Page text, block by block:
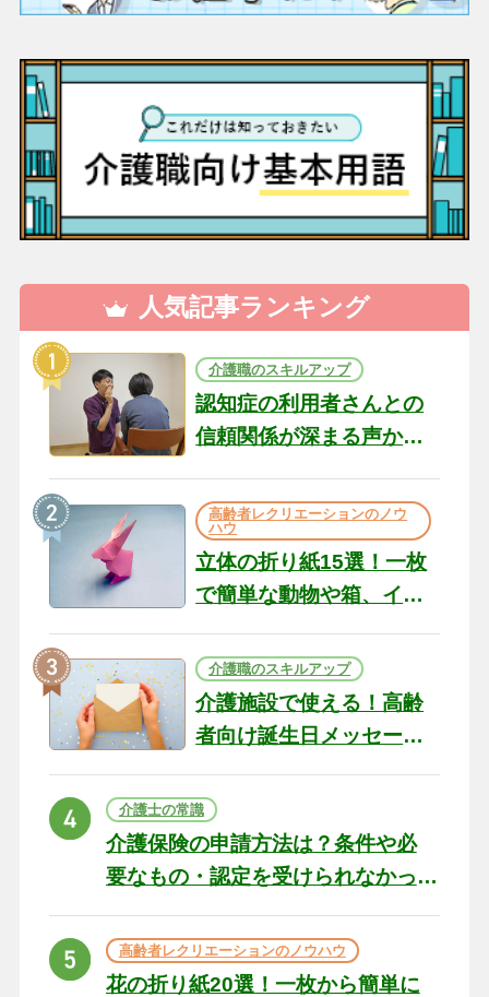
人気記事ランキング
介護職のスキルアップ
認知症の利用者さんとの
信頼関係が深まる声かけ
の現場から（22）
高齢者レクリエーションのノウ
ハウ
立体の折り紙15選！一枚
で簡単な動物や箱、イン
介護職のスキルアップ
介護施設で使える！高齢
者向け誕生日メッセージ
ト
介護士の常識
介護保険の申請方法は？条件や必
要なもの・認定を受けられなかっ
高齢者レクリエーションのノウハウ
花の折り紙20選！一枚から簡単に